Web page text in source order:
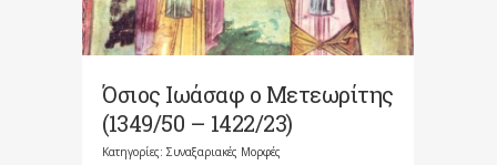
Όσιος Ιωάσαφ ο Μετεωρίτης
(1349/50 – 1422/23)
Κατηγορίες: Συναξαριακές Μορφές